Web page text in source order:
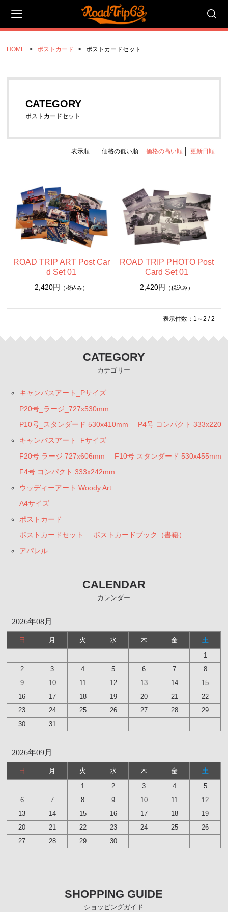
CATEGORY
キャンバスアート_Pサイズ
P10号_スタンダード 530x410mm
F20号 ラージ 727x606mm
F10号 スタンダード 530x455mm
F4号 コンパクト 333x242mm
A4サイズ
ポストカード
ポストカードセット
HOME ポストカード ポストカードセット
CATEGORY
ポストカードセット
表示順 : 価格の低い順 価格の高い順 更新日順
ROAD TRIP ART Post Car
d Set 01
2,420円 （税込み）
ROAD TRIP PHOTO Post
Card Set 01
2,420円 （税込み）
表示件数：1～2 / 2
CATEGORY
カテゴリー
キャンバスアート_Pサイズ
P20号_ラージ_727x530mm
P10号_スタンダード 530x410mm
P4号 コンパクト
キャンバスアート_Fサイズ
F20号 ラージ 727x606mm
F10号 スタンダード 530x455mm
F4号 コンパクト 333x242mm
ウッディーアート Woody Art
A4サイズ
ポストカード
ポストカードセット
ポストカードブック（書籍）
アパレル
CALENDAR
カレンダー
2026年08月
日 月 火 水 木 金
土
1
2
3 4 5 6 7
8
9
10 11 12 13 14
15
16
17 18 19 20 21
22
23
24 25 26 27 28
29
30
31
2026年09月
日 月 火 水 木 金
土
1
2 3 4
5
6
7 8 9 10 11
12
13
14 15 16 17 18
19
20
21 22 23 24 25
26
27
28 29 30
SHOPPING GUIDE
ショッピングガイド